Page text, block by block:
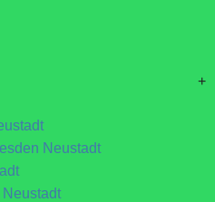
+
Neustadt